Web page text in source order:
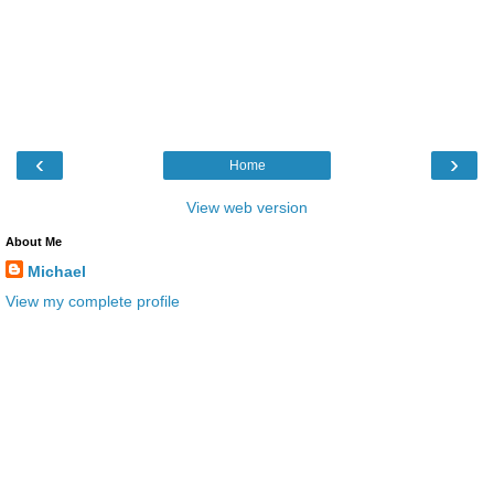
‹ ›
Home
View web version
About Me
Michael
View my complete profile